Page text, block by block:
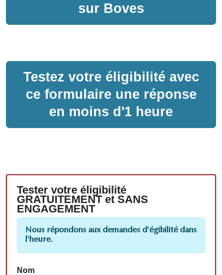
sur Boves
Testez votre éligibilité avec
ce formulaire une réponse
en moins d'1 heure
Tester votre éligibilité
GRATUITEMENT et SANS
ENGAGEMENT
Nous répondons aux demandes d'égibilité dans
l'heure.
Nom